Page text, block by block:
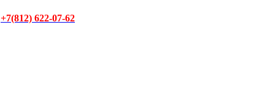
+7(812) 622-07-62